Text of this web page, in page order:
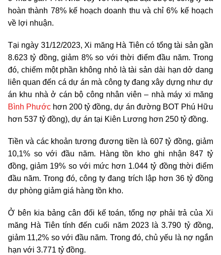
hoàn thành 78% kế hoạch doanh thu và chỉ 6% kế hoạch
về lợi nhuận.
Tại ngày 31/12/2023, Xi măng Hà Tiên có tổng tài sản gần
8.623 tỷ đồng, giảm 8% so với thời điểm đầu năm. Trong
đó, chiếm một phần không nhỏ là tài sản dài hạn dở dang
liên quan đến cá dự án mà công ty đang xây dựng như dự
án khu nhà ở cán bộ công nhân viên – nhà máy xi măng
Bình Phước hơn 200 tỷ đồng, dự án đường BOT Phú Hữu
hơn 537 tỷ đồng), dự án tại Kiên Lương hơn 250 tỷ đồng.
Tiền và các khoản tương đương tiền là 607 tỷ đồng, giảm
10,1% so với đầu năm. Hàng tồn kho ghi nhận 847 tỷ
đồng, giảm 19% so với mức hơn 1.044 tỷ đồng thời điểm
đầu năm. Trong đó, công ty đang trích lập hơn 36 tỷ đồng
dự phòng giảm giá hàng tồn kho.
Ở bên kia bảng cân đối kế toán, tổng nợ phải trả của Xi
măng Hà Tiên tính đến cuối năm 2023 là 3.790 tỷ đồng,
giảm 11,2% so với đầu năm. Trong đó, chủ yếu là nợ ngắn
hạn với 3.771 tỷ đồng.